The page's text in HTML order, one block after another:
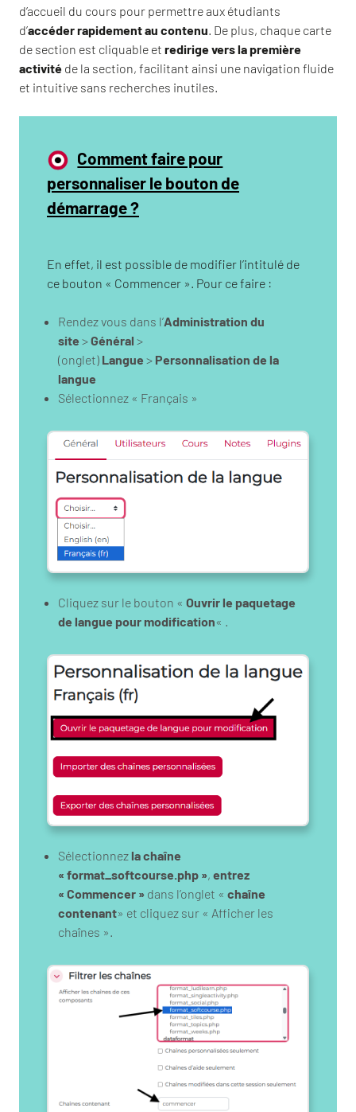
d’accueil du cours pour permettre aux étudiants
d’accéder rapidement au contenu . De plus, chaque carte
de section est cliquable et redirige vers la première
activité de la section, facilitant ainsi une navigation fluide
et intuitive sans recherches inutiles.
Comment faire pour
personnaliser le bouton de
démarrage ?
En effet, il est possible de modifier l’intitulé de
ce bouton « Commencer ». Pour ce faire :
Rendez vous dans l’Administration du
site >Général >
(onglet) Langue > Personnalisation de la
langue
Sélectionnez « Français »
Cliquez sur le bouton « Ouvrir le paquetage
de langue pour modification« .
Sélectionnezla chaîne
« format_softcourse.php », entrez
« Commencer » dans l’onglet « chaîne
contenant» et cliquez sur « Afficher les
chaînes ».